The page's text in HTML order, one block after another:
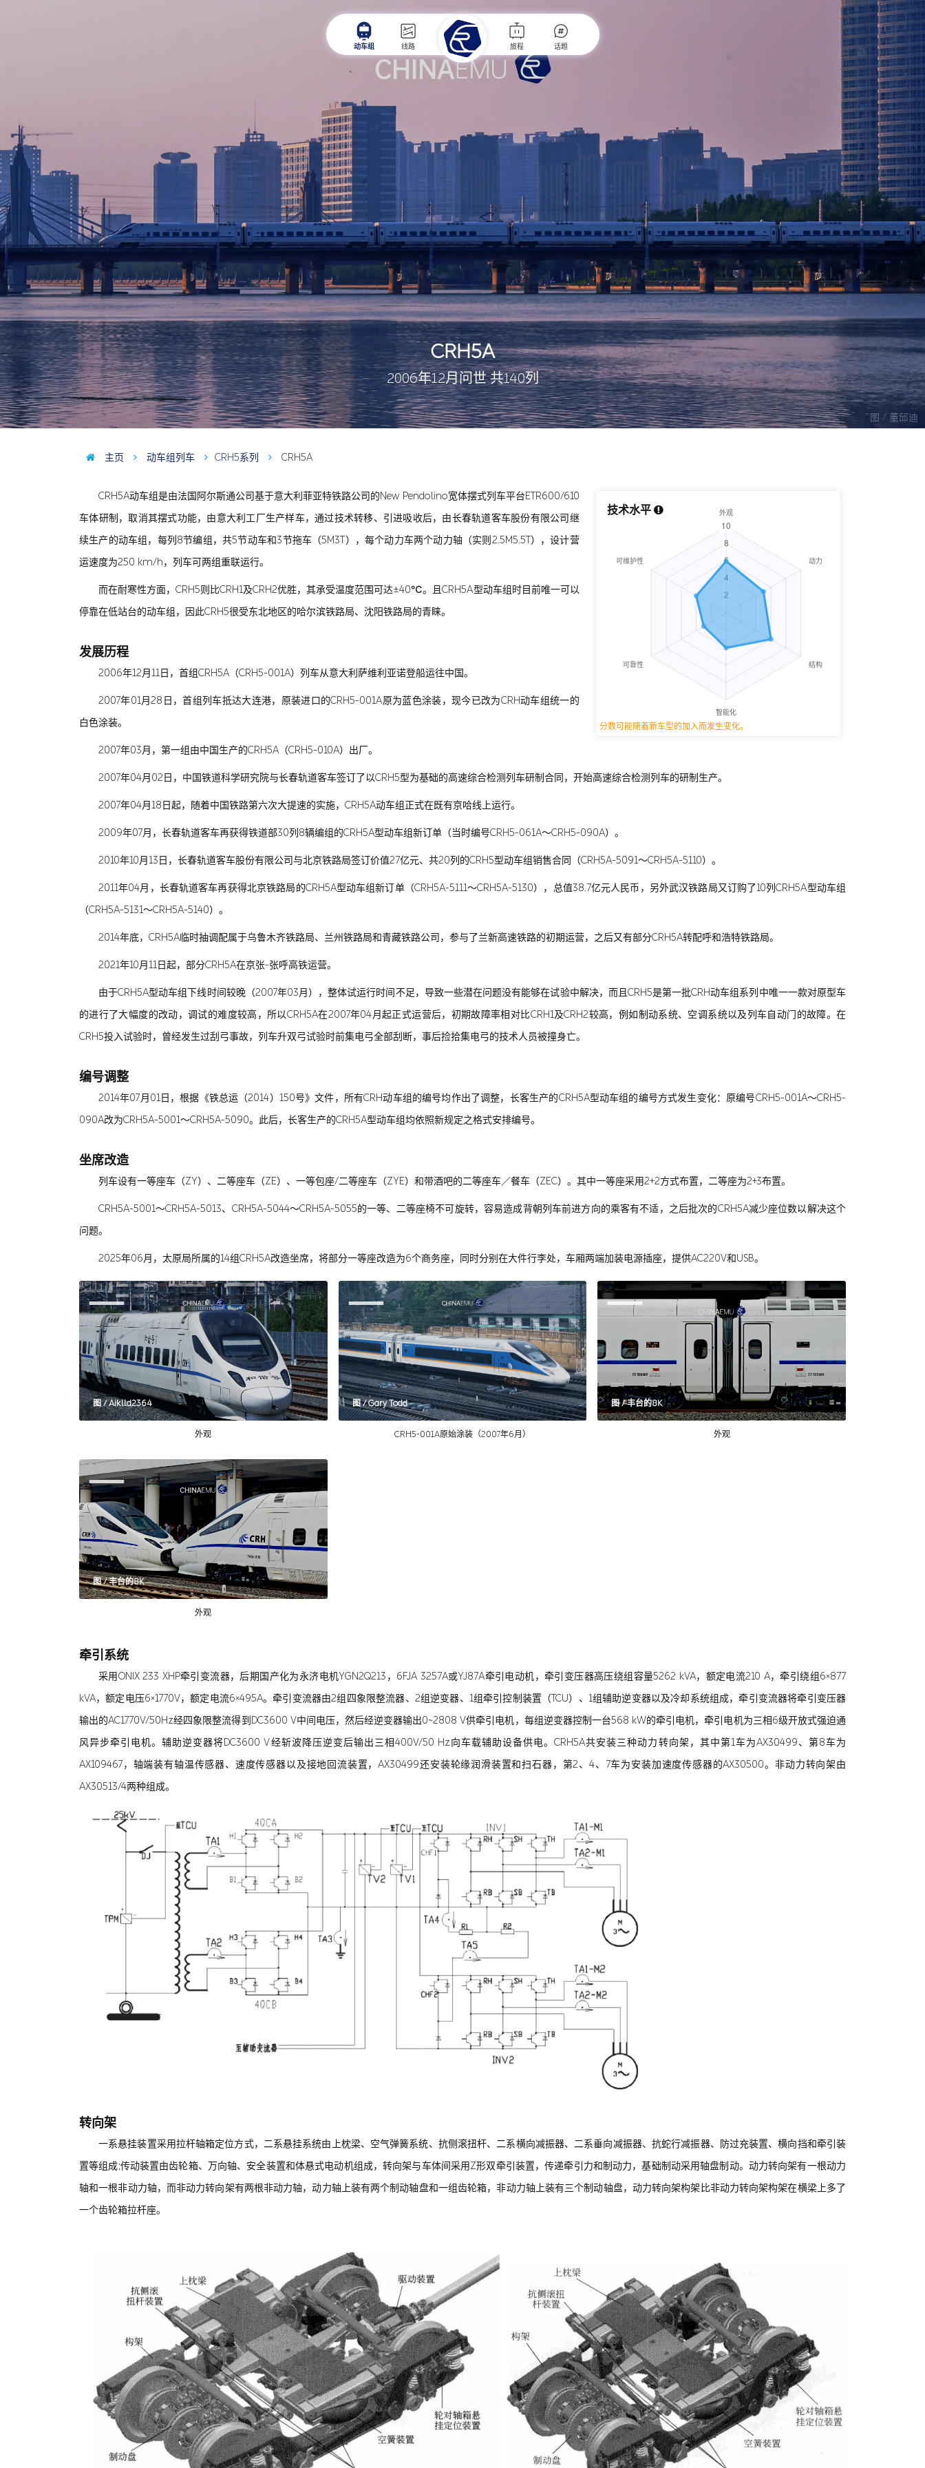
动车组 线路 旅程 话题
图 / 董邱迪
CRH5A
2006年12月问世 共140列
主页 动车组列车 CRH5系列 CRH5A
技术水平
分数可能随着新车型的加入而发生变化。
CRH5A动车组是由法国阿尔斯通公司基于意大利菲亚特铁路公司的New Pendolino宽体摆式列车平台ETR600/610
车体研制，取消其摆式功能，由意大利工厂生产样车，通过技术转移、引进吸收后，由长春轨道客车股份有限公司继
续生产的动车组，每列8节编组，共5节动车和3节拖车（5M3T），每个动力车两个动力轴（实则2.5M5.5T），设计营
运速度为250 km/h，列车可两组重联运行。
而在耐寒性方面，CRH5则比CRH1及CRH2优胜，其承受温度范围可达±40℃。且CRH5A型动车组时目前唯一可以
停靠在低站台的动车组，因此CRH5很受东北地区的哈尔滨铁路局、沈阳铁路局的青睐。
发展历程
2006年12月11日，首组CRH5A（CRH5-001A）列车从意大利萨维利亚诺登船运往中国。
2007年01月28日，首组列车抵达大连港，原装进口的CRH5-001A原为蓝色涂装，现今已改为CRH动车组统一的
白色涂装。
2007年03月，第一组由中国生产的CRH5A（CRH5-010A）出厂。
2007年04月02日，中国铁道科学研究院与长春轨道客车签订了以CRH5型为基础的高速综合检测列车研制合同，开始高速综合检测列车的研制生产。
2007年04月18日起，随着中国铁路第六次大提速的实施，CRH5A动车组正式在既有京哈线上运行。
2009年07月，长春轨道客车再获得铁道部30列8辆编组的CRH5A型动车组新订单（当时编号CRH5-061A～CRH5-090A）。
2010年10月13日，长春轨道客车股份有限公司与北京铁路局签订价值27亿元、共20列的CRH5型动车组销售合同（CRH5A-5091～CRH5A-5110）。
2011年04月，长春轨道客车再获得北京铁路局的CRH5A型动车组新订单（CRH5A-5111～CRH5A-5130），总值38.7亿元人民币，另外武汉铁路局又订购了10列CRH5A型动车组
（CRH5A-5131～CRH5A-5140）。
2014年底，CRH5A临时抽调配属于乌鲁木齐铁路局、兰州铁路局和青藏铁路公司，参与了兰新高速铁路的初期运营，之后又有部分CRH5A转配呼和浩特铁路局。
2021年10月11日起，部分CRH5A在京张-张呼高铁运营。
由于CRH5A型动车组下线时间较晚（2007年03月），整体试运行时间不足，导致一些潜在问题没有能够在试验中解决，而且CRH5是第一批CRH动车组系列中唯一一款对原型车
的进行了大幅度的改动，调试的难度较高，所以CRH5A在2007年04月起正式运营后，初期故障率相对比CRH1及CRH2较高，例如制动系统、空调系统以及列车自动门的故障。在
CRH5投入试验时，曾经发生过刮弓事故，列车升双弓试验时前集电弓全部刮断，事后捡拾集电弓的技术人员被撞身亡。
编号调整
2014年07月01日，根据《铁总运（2014）150号》文件，所有CRH动车组的编号均作出了调整，长客生产的CRH5A型动车组的编号方式发生变化：原编号CRH5-001A～CRH5-
090A改为CRH5A-5001～CRH5A-5090。此后，长客生产的CRH5A型动车组均依照新规定之格式安排编号。
坐席改造
列车设有一等座车（ZY）、二等座车（ZE）、一等包座/二等座车（ZYE）和带酒吧的二等座车／餐车（ZEC）。其中一等座采用2+2方式布置，二等座为2+3布置。
CRH5A-5001～CRH5A-5013、CRH5A-5044～CRH5A-5055的一等、二等座椅不可旋转，容易造成背朝列车前进方向的乘客有不适，之后批次的CRH5A减少座位数以解决这个
问题。
2025年06月，太原局所属的14组CRH5A改造坐席，将部分一等座改造为6个商务座，同时分别在大件行李处，车厢两端加装电源插座，提供AC220V和USB。
图 / Aiklld2364
外观
图 / Gary Todd
CRH5-001A原始涂装（2007年6月）
图 / 丰台的8K
外观
图 / 丰台的8K
外观
牵引系统
采用ONIX 233 XHP牵引变流器，后期国产化为永济电机YGN2Q213，6FJA 3257A或YJ87A牵引电动机，牵引变压器高压绕组容量5262 kVA，额定电流210 A，牵引绕组6×877
kVA，额定电压6×1770V，额定电流6×495A。牵引变流器由2组四象限整流器、2组逆变器、1组牵引控制装置（TCU）、1组辅助逆变器以及冷却系统组成，牵引变流器将牵引变压器
输出的AC1770V/50Hz经四象限整流得到DC3600 V中间电压，然后经逆变器输出0~2808 V供牵引电机，每组逆变器控制一台568 kW的牵引电机，牵引电机为三相6级开放式强迫通
风异步牵引电机。辅助逆变器将DC3600 V经斩波降压逆变后输出三相400V/50 Hz向车载辅助设备供电。CRH5A共安装三种动力转向架，其中第1车为AX30499、第8车为
AX109467，轴端装有轴温传感器、速度传感器以及接地回流装置，AX30499还安装轮缘润滑装置和扫石器，第2、4、7车为安装加速度传感器的AX30500。非动力转向架由
AX30513/4两种组成。
转向架
一系悬挂装置采用拉杆轴箱定位方式，二系悬挂系统由上枕梁、空气弹簧系统、抗侧滚扭杆、二系横向减振器、二系垂向减振器、抗蛇行减振器、防过充装置、横向挡和牵引装
置等组成;传动装置由齿轮箱、万向轴、安全装置和体悬式电动机组成，转向架与车体间采用Z形双牵引装置，传递牵引力和制动力，基础制动采用轴盘制动。动力转向架有一根动力
轴和一根非动力轴，而非动力转向架有两根非动力轴，动力轴上装有两个制动轴盘和一组齿轮箱，非动力轴上装有三个制动轴盘，动力转向架构架比非动力转向架构架在横梁上多了
一个齿轮箱拉杆座。